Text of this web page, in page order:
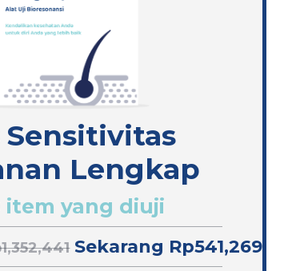
Sensitivitas
Lengkap
item yang diuji
Sekarang Rp541,269